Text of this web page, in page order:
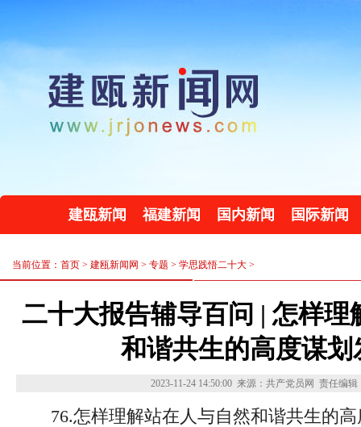
建瓯新闻 福建新闻 国内新闻 国际新闻
当前位置：首页 > 建瓯新闻网 > 专题 > 学思践悟二十大 >
二十大报告辅导百问 | 怎样理
和谐共生的高度谋划
2023-11-24 14:50:00 来源：共产党员网 责任编辑
76.怎样理解站在人与自然和谐共生的